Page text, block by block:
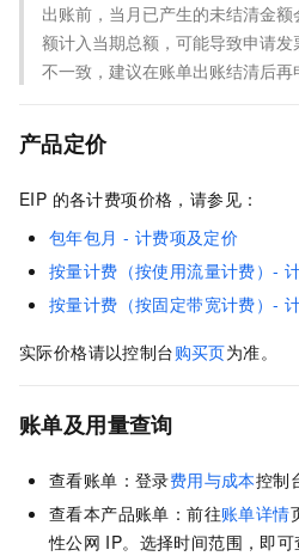
出账前，当月已产生的未结清金
额计入当期总额，可能导致申请
不一致，建议在账单出账结清后再
产品定价
EIP 的各计费项价格，请参见：
包年包月 - 计费项及定价
按量计费（按使用流量计费）-
按量计费（按固定带宽计费）-
实际价格请以控制台购买页为准。
账单及用量查询
查看账单：登录费用与成本控制
查看本产品账单：前往账单详情
性公网 IP。选择时间范围，即可